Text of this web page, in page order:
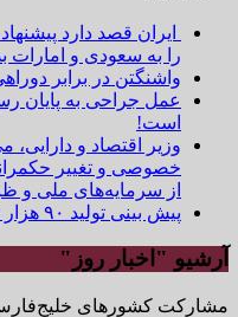
ایران قصد دارد
را به سعودی و امارات
واشنگتن در برابر
عمل جراحی به پایان
است!
وزیر اقتصاد و
خصوصی و تغییر
از سرمایه‌های ملی و
پیش بینی تولید ۹۰ هزار تن کره تا پایان سال
آرشیو "اخبار روز"
مشارکت کشورهای